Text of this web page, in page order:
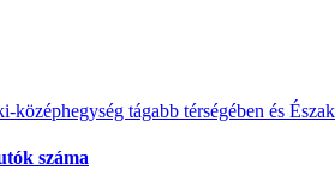
középhegység tágabb térségében és
száma